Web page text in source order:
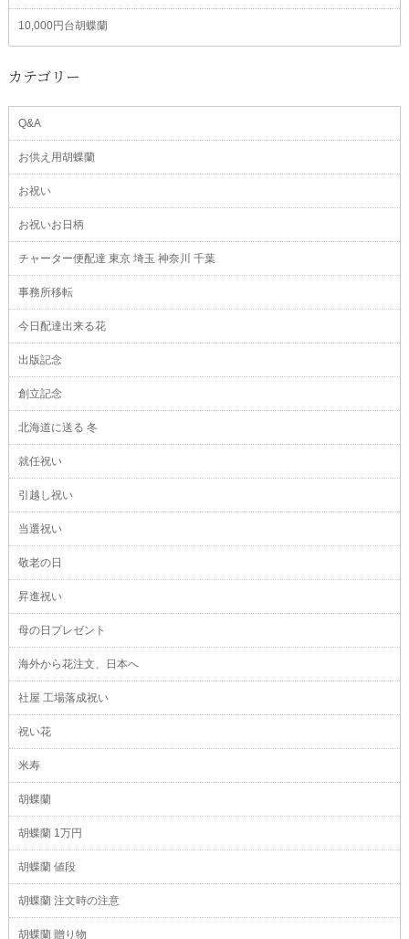
10,000円台胡蝶蘭
カテゴリー
Q&A
お供え用胡蝶蘭
お祝い
お祝いお日柄
チャーター便配達 東京 埼玉 神奈川 千葉
事務所移転
今日配達出来る花
出版記念
創立記念
北海道に送る 冬
就任祝い
引越し祝い
当選祝い
敬老の日
昇進祝い
母の日プレゼント
海外から花注文、日本へ
社屋 工場落成祝い
祝い花
米寿
胡蝶蘭
胡蝶蘭 1万円
胡蝶蘭 値段
胡蝶蘭 注文時の注意
胡蝶蘭 贈り物